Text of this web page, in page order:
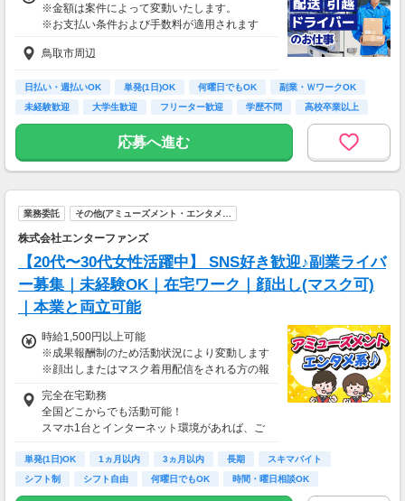
※金額は案件によって変動いたします。
※お支払い条件および手数料が適用されます
鳥取市周辺
日払い・週払いOK 単発(1日)OK 何曜日でもOK
副業・ＷワークOK
未経験歓迎
大学生歓迎 フリーター歓迎 学歴不問 高校卒業以上
応募へ進む
業務委託 その他(アミューズメント・エンタメ…
株式会社エンターファンズ
【20代〜30代女性活躍中】 SNS好き歓迎♪副業ライバ
ー募集｜未経験OK｜在宅ワーク｜顔出し(マスク可)
｜本業と両立可能
時給1,500円以上可能
※成果報酬制のため活動状況により変動します
※顔出しまたはマスク着用配信をされる方の報
酬基準となります
【収入例】
■事務職Aさん（週3日・月50時間程度）
月収8万円～15万円
月収15万円～25万円
■主婦Cさん（月100時間程度）
完全在宅勤務
全国どこからでも活動可能！
スマホ1台とインターネット環境があれば、ご
自宅からスタートできます。
通勤時間ゼロだから、本業やプライベートとの
両立もラクラク♪
単発(1日)OK 1ヵ月以内 3ヵ月以内 長期
スキマバイト
シフト制
シフト自由 何曜日でもOK 時間・曜日相談OK